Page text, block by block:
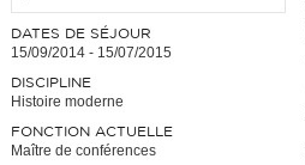
DATES DE SÉJOUR
15/09/2014 - 15/07/2015
DISCIPLINE
Histoire moderne
FONCTION ACTUELLE
Maître de conférences